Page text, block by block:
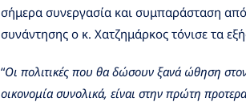
σήμερα συνεργασία και συμπαράσταση
συνάντησης ο κ. Χατζημάρκος τόνισε τα
“Οι πολιτικές που θα δώσουν ξανά ώθηση
οικονομία συνολικά, είναι στην πρώτη